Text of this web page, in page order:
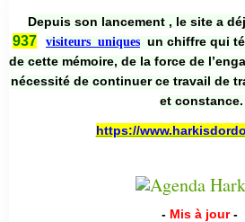
Depuis son lancement , le site a
937
visiteurs uniques un chiffre qui
de cette mémoire, de la force de
nécessité de continuer ce travail de
et constance.
https://
- Mis à jour -